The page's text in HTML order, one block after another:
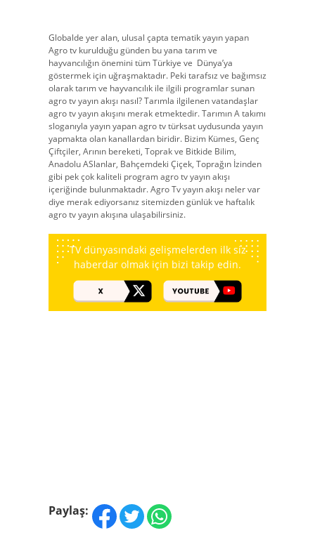
Globalde yer alan, ulusal çapta tematik yayın yapan
Agro tv kurulduğu günden bu yana tarım ve
hayvancılığın önemini tüm Türkiye ve Dünya’ya
göstermek için uğraşmaktadır. Peki tarafsız ve bağımsız
olarak tarım ve hayvancılık ile ilgili programlar sunan
agro tv yayın akışı nasıl? Tarımla ilgilenen vatandaşlar
agro tv yayın akışını merak etmektedir. Tarımın A takımı
sloganıyla yayın yapan agro tv türksat uydusunda yayın
yapmakta olan kanallardan biridir. Bizim Kümes, Genç
Çiftçiler, Arının bereketi, Toprak ve Bitkide Bilim,
Anadolu ASlanlar, Bahçemdeki Çiçek, Toprağın İzinden
gibi pek çok kaliteli program agro tv yayın akışı
içeriğinde bulunmaktadır. Agro Tv yayın akışı neler var
diye merak ediyorsanız sitemizden günlük ve haftalık
agro tv yayın akışına ulaşabilirsiniz.
TV dünyasındaki gelişmelerden ilk siz
haberdar olmak için bizi takip edin.
Paylaş: